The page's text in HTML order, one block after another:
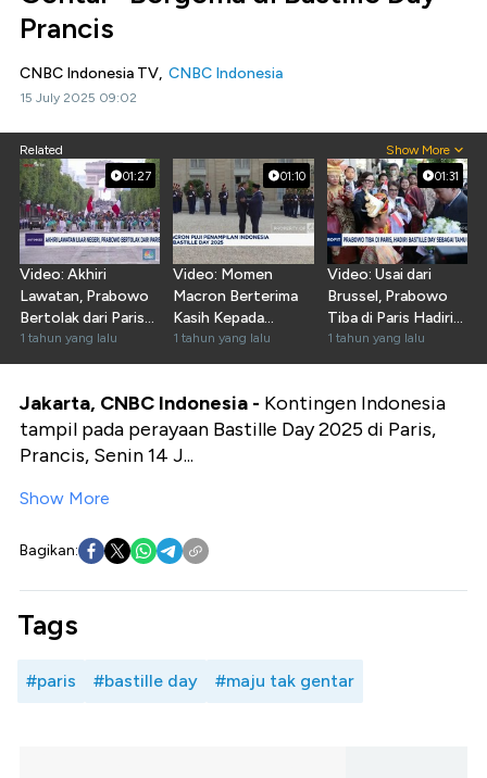
Prancis
CNBC Indonesia TV, CNBC Indonesia
15 July 2025 09:02
Related Show More
01:27
Video: Akhiri
Lawatan, Prabowo
Bertolak dari Paris
ke Indonesia
1 tahun yang lalu
01:10
Video: Momen
Macron Berterima
Kasih Kepada
Prabowo
1 tahun yang lalu
01:31
Video: Usai dari
Brussel, Prabowo
Tiba di Paris Hadiri
Bastille Day
1 tahun yang lalu
Jakarta, CNBC Indonesia - Kontingen Indonesia
tampil pada perayaan Bastille Day 2025 di Paris,
Prancis, Senin 14 J...
Show More
Bagikan:
Tags
#paris #bastille day #maju tak gentar